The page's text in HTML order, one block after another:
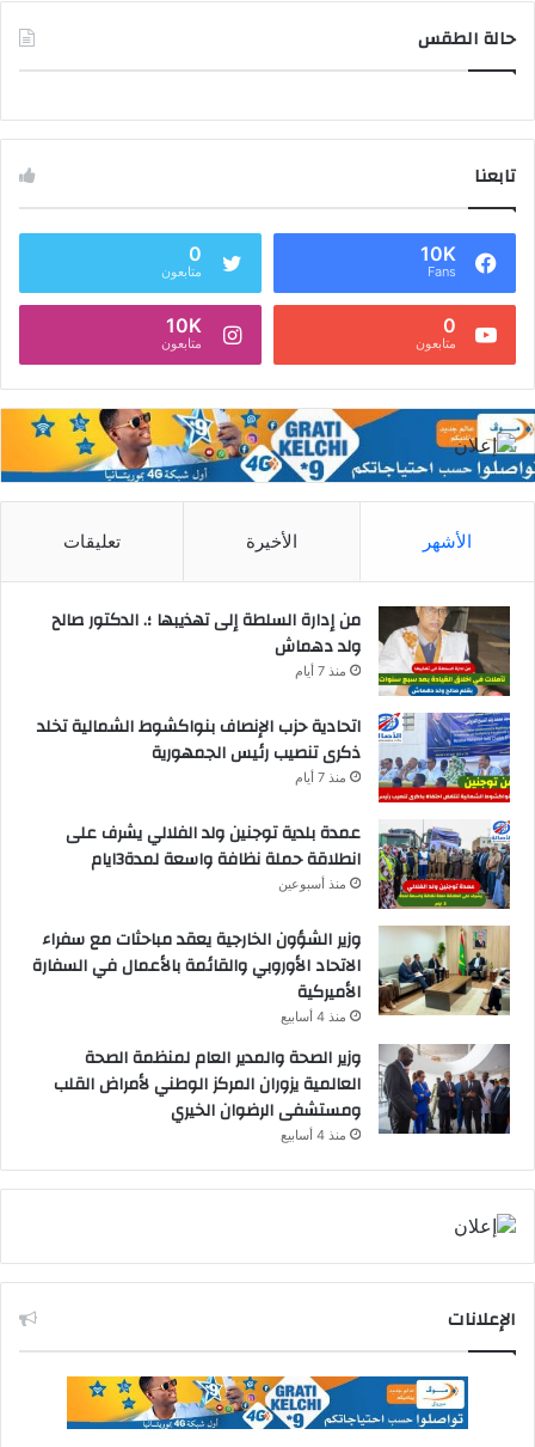
حالة الطقس
تابعنا
10K
Fans
0
متابعون
0
متابعون
10K
متابعون
الأشهر الأخيرة تعليقات
من إدارة السلطة إلى تهذيبها ؛. الدكتور صالح
ولد دهماش
منذ 7 أيام
اتحادية حزب الإنصاف بنواكشوط الشمالية تخلد
ذكرى تنصيب رئيس الجمهورية
منذ 7 أيام
عمدة بلدية توجنين ولد الفلالي يشرف على
انطلاقة حملة نظافة واسعة لمدة3ايام
منذ أسبوعين
وزير الشؤون الخارجية يعقد مباحثات مع سفراء
الاتحاد الأوروبي والقائمة بالأعمال في السفارة
الأميركية
منذ 4 أسابيع
وزير الصحة والمدير العام لمنظمة الصحة
العالمية يزوران المركز الوطني لأمراض القلب
ومستشفى الرضوان الخيري
منذ 4 أسابيع
الإعلانات